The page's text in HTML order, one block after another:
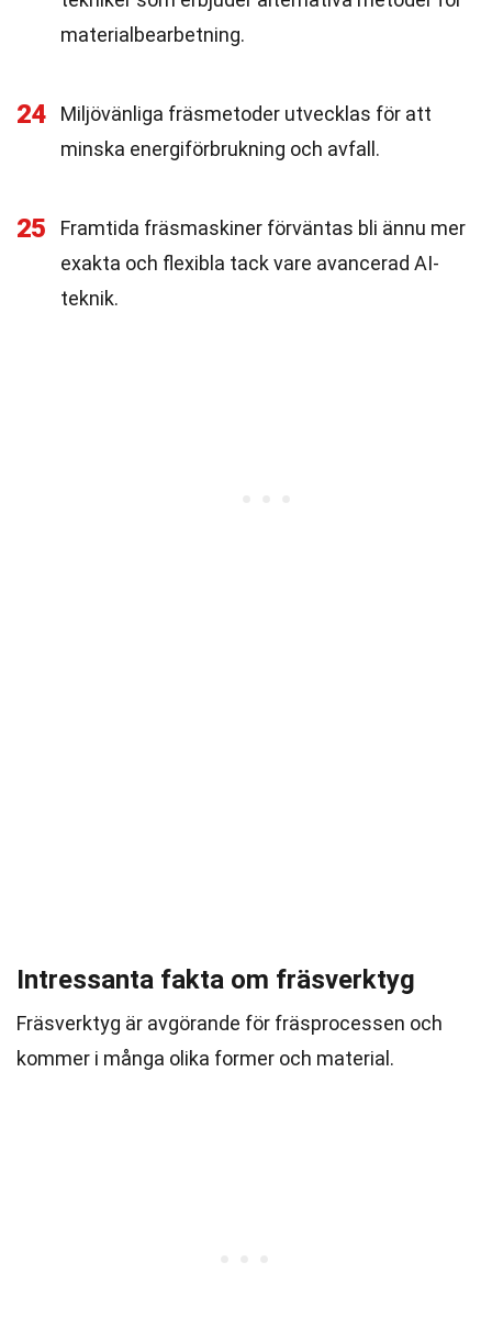
materialbearbetning.
24
Miljövänliga fräsmetoder utvecklas för att
minska energiförbrukning och avfall.
25
Framtida fräsmaskiner förväntas bli ännu mer
exakta och flexibla tack vare avancerad AI-
teknik.
Intressanta fakta om fräsverktyg
Fräsverktyg är avgörande för fräsprocessen och
kommer i många olika former och material.